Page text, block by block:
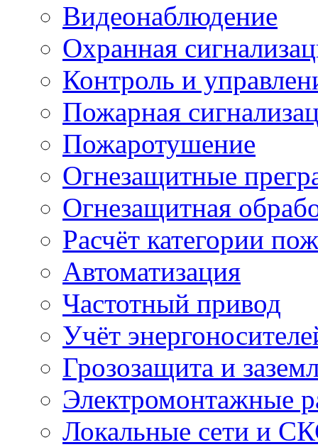
Видеонаблюдение
Охранная
Контроль и
Пожарная
Пожаротушение
Огнезащитные
Огнезащитная
Расчёт категории
Автоматизация
Частотный привод
Учёт
Грозозащита и
Электромонтажные
Локальные сети и